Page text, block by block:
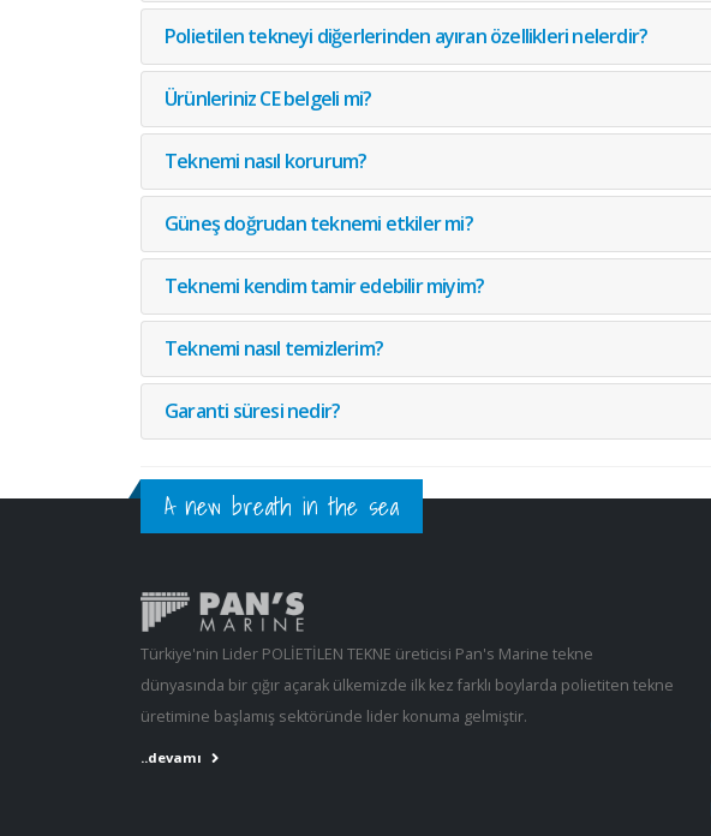
Polietilen tekneyi diğerlerinden ayıran özellikleri nelerdir?
Ürünleriniz CE belgeli mi?
Teknemi nasıl korurum?
Güneş doğrudan teknemi etkiler mi?
Teknemi kendim tamir edebilir miyim?
Teknemi nasıl temizlerim?
Garanti süresi nedir?
A new breath in the sea
Türkiye'nin Lider POLİETİLEN TEKNE üreticisi Pan's Marine tekne
dünyasında bir çığır açarak ülkemizde ilk kez farklı boylarda polietiten tekne
üretimine başlamış sektöründe lider konuma gelmiştir.
..devamı